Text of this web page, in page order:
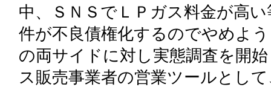
中、ＳＮＳでＬＰガス料金が高
件が不良債権化するのでやめよ
の両サイドに対し実態調査を開
ス販売事業者の営業ツールとし